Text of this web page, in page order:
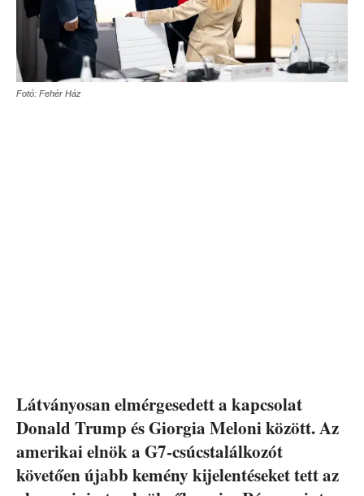
Fotó: Fehér Ház
Látványosan elmérgesedett a kapcsolat
Donald Trump és Giorgia Meloni között. Az
amerikai elnök a G7-csúcstalálkozót
követően újabb kemény kijelentéseket tett az